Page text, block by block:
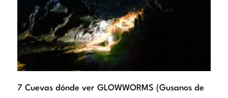
7 Cuevas dónde ver GLOWWORMS (Gusanos de